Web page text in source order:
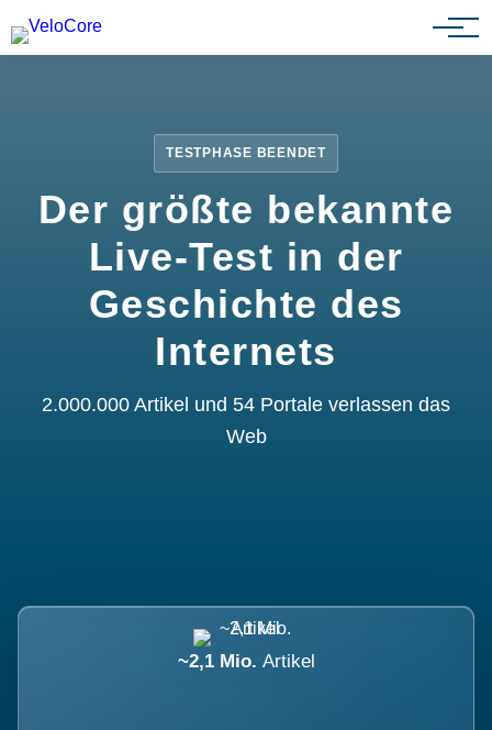
Partnerprogramm
TESTPHASE BEENDET
Der größte bekannte
Live-Test in der
Geschichte des
Internets
2.000.000 Artikel und 54 Portale verlassen das
Web
~2,1 Mio. Artikel